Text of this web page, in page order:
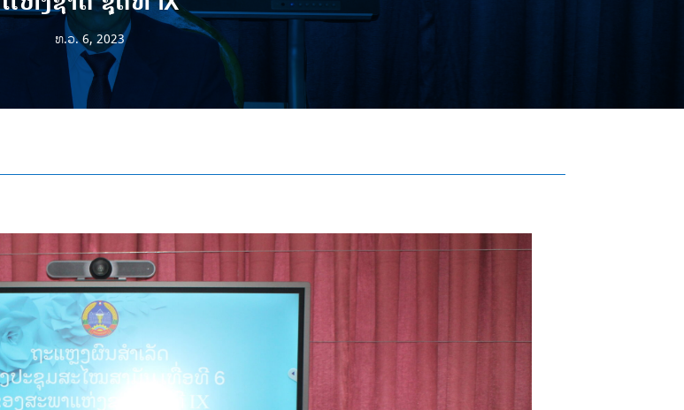
ທ.ວ. 6, 2023